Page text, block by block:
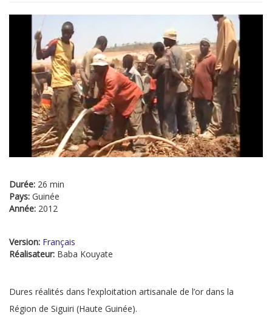
Durée: 26 min
Pays: Guinée
Année: 2012
Version: Français
Réalisateur: Baba Kouyate
Dures réalités dans l’exploitation artisanale de l’or dans la
Région de Siguiri (Haute Guinée).